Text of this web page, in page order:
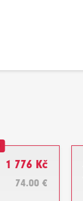
1 776 Kč
74.00 €